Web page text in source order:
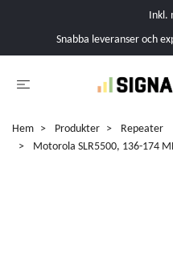
Inkl.
Snabba leveranser och
Hem Produkter
Repeater
Motorola SLR5500, 136-174